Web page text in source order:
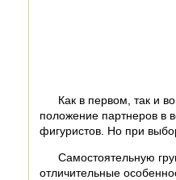
Как в первом, так и
положение партнеров в
фигуристов. Но при
Самостоятельную
отличительные